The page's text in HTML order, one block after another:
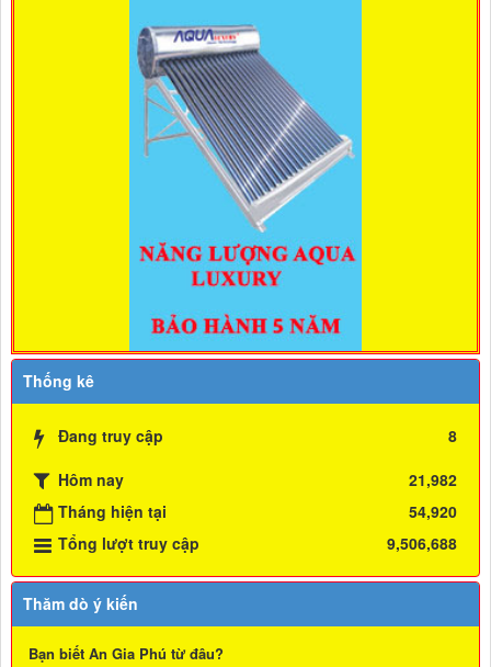
Thống kê
Đang truy cập
8
Hôm nay
21,982
Tháng hiện tại
54,920
Tổng lượt truy cập
9,506,688
Thăm dò ý kiến
Bạn biết An Gia Phú từ đâu?